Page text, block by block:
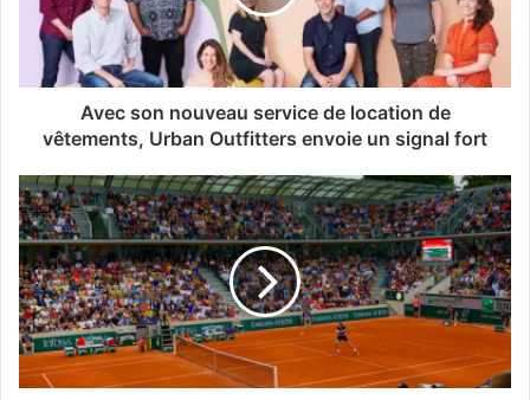
Avec son nouveau service de location de
vêtements, Urban Outfitters envoie un signal fort